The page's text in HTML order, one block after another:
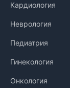
Кардиология
Неврология
Педиатрия
Гинекология
Онкология